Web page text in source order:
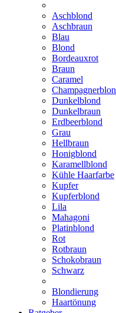
Aschblond
Aschbraun
Blau
Blond
Bordeauxrot
Braun
Caramel
Dunkelblond
Dunkelbraun
Erdbeerblond
Grau
Hellbraun
Honigblond
Karamellblond
Kühle Haarfarbe
Kupfer
Kupferblond
Lila
Mahagoni
Platinblond
Rot
Rotbraun
Schokobraun
Schwarz
Blondierung
Haartönung